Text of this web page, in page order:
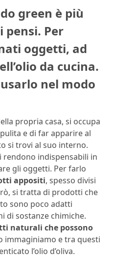
green è più
pensi. Per
oggetti, ad
da cucina.
nel modo
propria casa, si occupa
e di far apparire al
si trovi al suo interno.
rendono indispensabili in
gli oggetti. Per farlo
appositi, spesso divisi
si tratta di prodotti che
sono poco adatti
di sostanze chimiche.
naturali che possono
immaginiamo e tra questi
l’olio d’oliva.